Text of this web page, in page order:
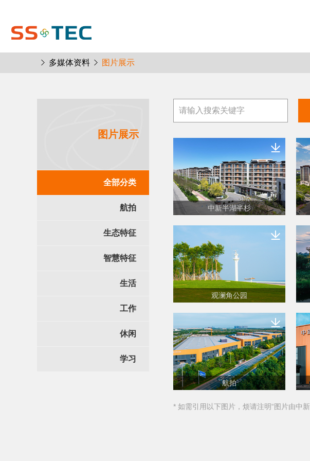
多媒体资料 图片展示
图片展示
全部分类
航拍
生态特征
智慧特征
生活
工作
休闲
学习
中新半湖半杉
观澜角公园
航拍
* 如需引用以下图片，烦请注明“图片由中